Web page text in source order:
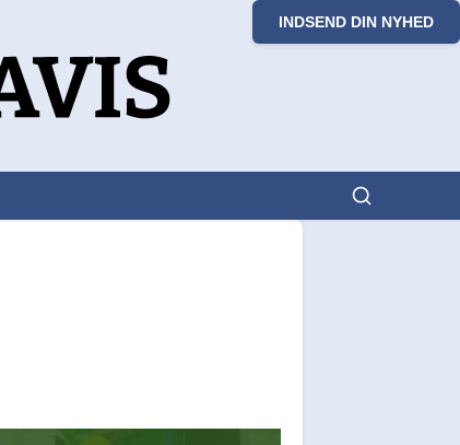
INDSEND DIN NYHED